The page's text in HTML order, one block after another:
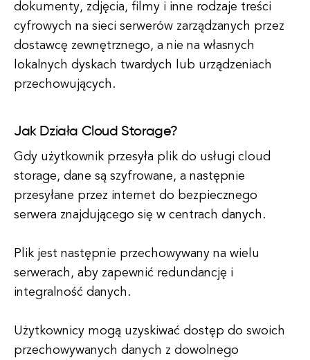
dokumenty, zdjęcia, filmy i inne rodzaje treści
cyfrowych na sieci serwerów zarządzanych przez
dostawcę zewnętrznego, a nie na własnych
lokalnych dyskach twardych lub urządzeniach
przechowujących.
Jak Działa Cloud Storage?
Gdy użytkownik przesyła plik do usługi cloud
storage, dane są szyfrowane, a następnie
przesyłane przez internet do bezpiecznego
serwera znajdującego się w centrach danych.
Plik jest następnie przechowywany na wielu
serwerach, aby zapewnić redundancję i
integralność danych.
Użytkownicy mogą uzyskiwać dostęp do swoich
przechowywanych danych z dowolnego